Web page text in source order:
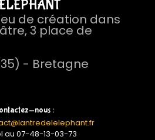
de création dans
3 place de
- Bretagne
nous :
au 07-48-13-03-73